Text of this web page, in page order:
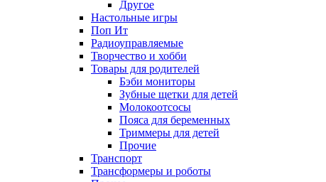
Другое
Настольные игры
Поп Ит
Радиоуправляемые
Творчество и хобби
Товары для родителей
Бэби мониторы
Зубные щетки для детей
Молокоотсосы
Пояса для беременных
Триммеры для детей
Прочие
Транспорт
Трансформеры и роботы